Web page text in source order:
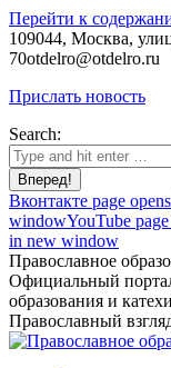
Перейти к
109044, Москва,
70otdelro@otdelro.ru
Прислать новость
Search:
Вконтакте page
windowYouTube
in new window
Православное
Официальный
образования и
Православный